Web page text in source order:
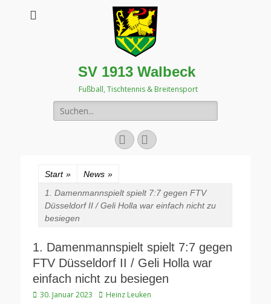
SV 1913 Walbeck
Fußball, Tischtennis & Breitensport
Suchen
nach:
FacebookInstagram
Start » News »
1. Damenmannspielt spielt 7:7 gegen FTV
Düsseldorf II / Geli Holla war einfach nicht zu
besiegen
1. Damenmannspielt spielt 7:7 gegen
FTV Düsseldorf II / Geli Holla war
einfach nicht zu besiegen
Veröffentlicht
30. Januar 2023 Autor
Heinz Leuken